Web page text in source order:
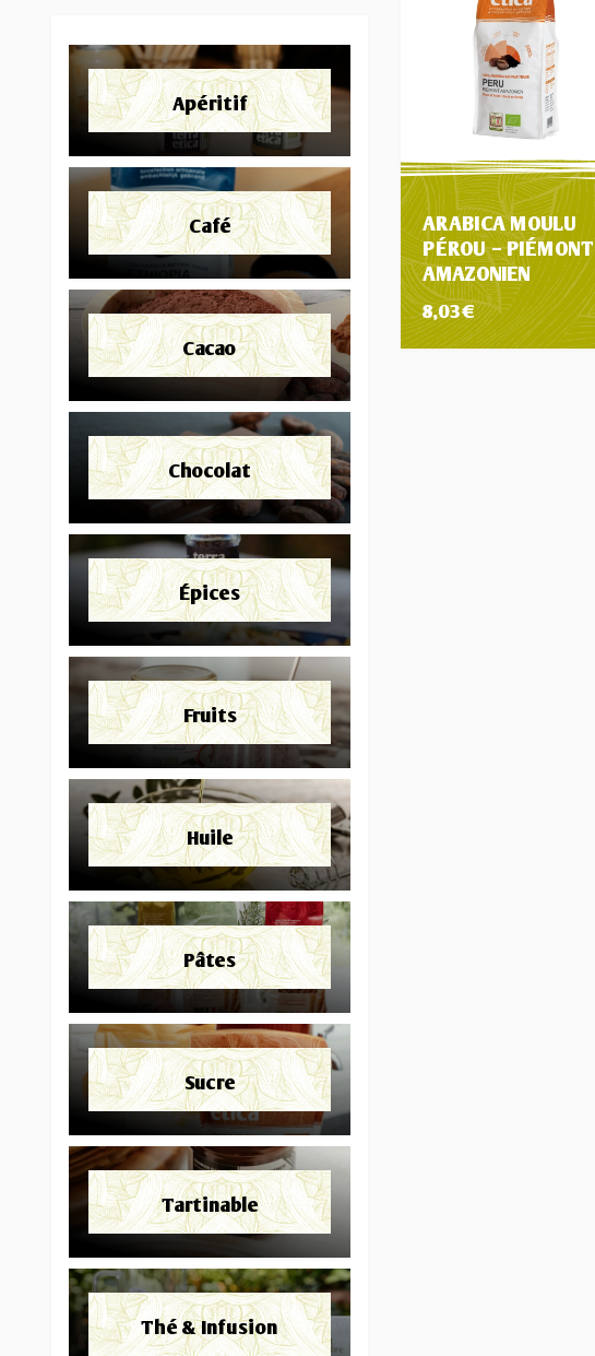
Apéritif
Café
Cacao
Chocolat
Épices
Fruits
Huile
Pâtes
Sucre
Tartinable
Thé & Infusion
ARABICA MOULU
PÉROU – PIÉMONT
AMAZONIEN
8,03€